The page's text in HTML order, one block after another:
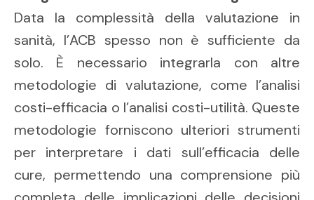
Data la complessità della valutazione in
sanità, l’ACB spesso non è sufficiente da
solo. È necessario integrarla con altre
metodologie di valutazione, come l’analisi
costi-efficacia o l’analisi costi-utilità. Queste
metodologie forniscono ulteriori strumenti
per interpretare i dati sull’efficacia delle
cure, permettendo una comprensione più